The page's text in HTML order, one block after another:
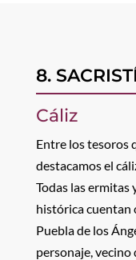
8.
Cáliz
Entre los tesoros
destacamos el
Todas las ermitas
histórica cuentan
Puebla de los
personaje, vecino